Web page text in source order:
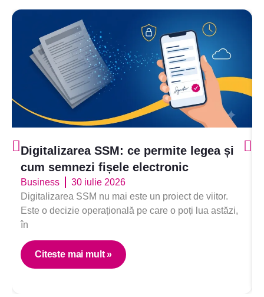
Digitalizarea SSM: ce permite legea și
cum semnezi fișele electronic
Business
30 iulie 2026
Digitalizarea SSM nu mai este un proiect de viitor.
Este o decizie operațională pe care o poți lua astăzi,
în
Citeste mai mult »